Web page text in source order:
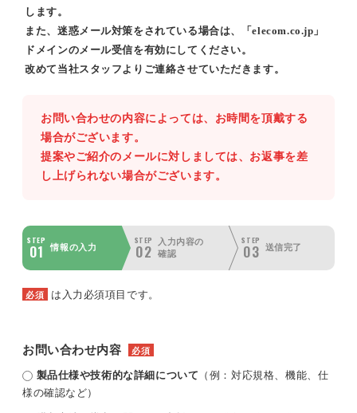
します。
また、迷惑メール対策をされている場合は、「elecom.co.jp」
ドメインのメール受信を有効にしてください。
改めて当社スタッフよりご連絡させていただきます。
お問い合わせの内容によっては、お時間を頂戴する
場合がございます。
提案やご紹介のメールに対しましては、お返事を差
し上げられない場合がございます。
STEP
01 情報の入力
STEP
02
入力内容の
確認
STEP
03 送信完了
必須 は入力必須項目です。
お問い合わせ内容 必須
製品仕様や技術的な詳細について （例：対応規格、機能、仕
様の確認など）